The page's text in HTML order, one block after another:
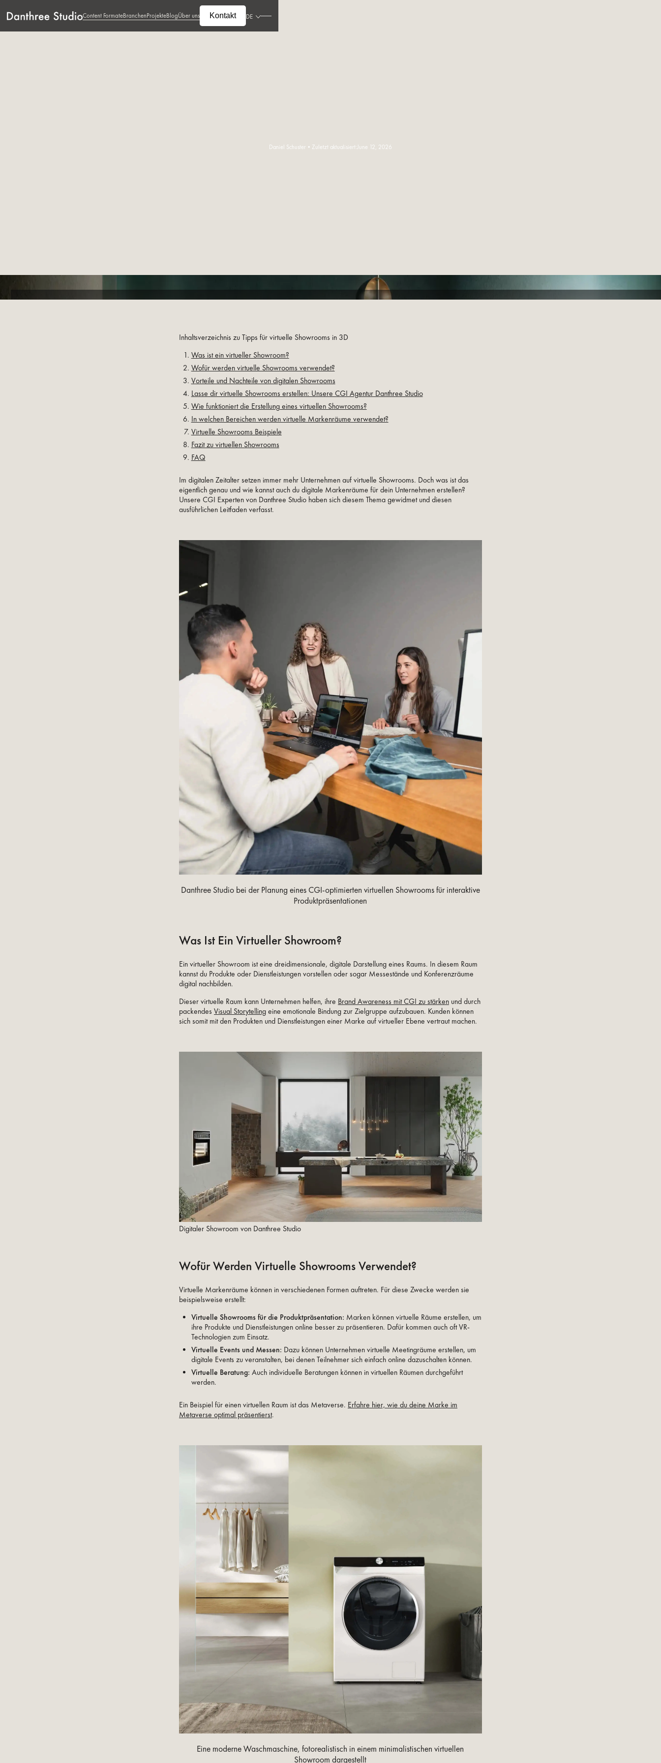
Content FormateBranchenProjekteBlogÜber uns Kontakt DE
Daniel Schuster • Zuletzt aktualisiert:June 12, 2026
Inhaltsverzeichnis zu Tipps für virtuelle Showrooms in 3D
Was ist ein virtueller Showroom?
Wofür werden virtuelle Showrooms verwendet?
Vorteile und Nachteile von digitalen Showrooms
Lasse dir virtuelle Showrooms erstellen: Unsere CGI Agentur Danthree Studio
Wie funktioniert die Erstellung eines virtuellen Showrooms?
In welchen Bereichen werden virtuelle Markenräume verwendet?
Virtuelle Showrooms Beispiele
Fazit zu virtuellen Showrooms
FAQ
Im digitalen Zeitalter setzen immer mehr Unternehmen auf virtuelle Showrooms. Doch was ist das
eigentlich genau und wie kannst auch du digitale Markenräume für dein Unternehmen erstellen?
Unsere CGI Experten von Danthree Studio haben sich diesem Thema gewidmet und diesen
ausführlichen Leitfaden verfasst.
Danthree Studio bei der Planung eines CGI-optimierten virtuellen Showrooms für interaktive
Produktpräsentationen
Was Ist Ein Virtueller Showroom?
Ein virtueller Showroom ist eine dreidimensionale, digitale Darstellung eines Raums. In diesem Raum
kannst du Produkte oder Dienstleistungen vorstellen oder sogar Messestände und Konferenzräume
digital nachbilden.
Dieser virtuelle Raum kann Unternehmen helfen, ihre Brand Awareness mit CGI zu stärken und durch
packendes Visual Storytelling eine emotionale Bindung zur Zielgruppe aufzubauen. Kunden können
sich somit mit den Produkten und Dienstleistungen einer Marke auf virtueller Ebene vertraut machen.
Digitaler Showroom von Danthree Studio
Wofür Werden Virtuelle Showrooms Verwendet?
Virtuelle Markenräume können in verschiedenen Formen auftreten. Für diese Zwecke werden sie
beispielsweise erstellt:
Virtuelle Showrooms für die Produktpräsentation: Marken können virtuelle Räume erstellen, um
ihre Produkte und Dienstleistungen online besser zu präsentieren. Dafür kommen auch oft VR-
Technologien zum Einsatz.
Virtuelle Events und Messen: Dazu können Unternehmen virtuelle Meetingräume erstellen, um
digitale Events zu veranstalten, bei denen Teilnehmer sich einfach online dazuschalten können.
Virtuelle Beratung: Auch individuelle Beratungen können in virtuellen Räumen durchgeführt
werden.
Ein Beispiel für einen virtuellen Raum ist das Metaverse. Erfahre hier, wie du deine Marke im
Metaverse optimal präsentierst.
Eine moderne Waschmaschine, fotorealistisch in einem minimalistischen virtuellen
Showroom dargestellt